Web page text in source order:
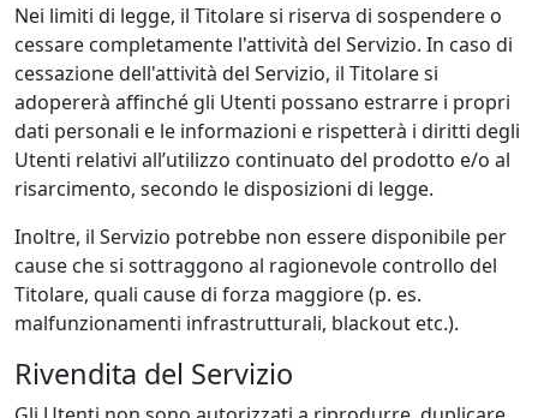
Nei limiti di legge, il Titolare si riserva di sospendere o
cessare completamente l'attività del Servizio. In caso di
cessazione dell'attività del Servizio, il Titolare si
adopererà affinché gli Utenti possano estrarre i propri
dati personali e le informazioni e rispetterà i diritti degli
Utenti relativi all’utilizzo continuato del prodotto e/o al
risarcimento, secondo le disposizioni di legge.
Inoltre, il Servizio potrebbe non essere disponibile per
cause che si sottraggono al ragionevole controllo del
Titolare, quali cause di forza maggiore (p. es.
malfunzionamenti infrastrutturali, blackout etc.).
Rivendita del Servizio